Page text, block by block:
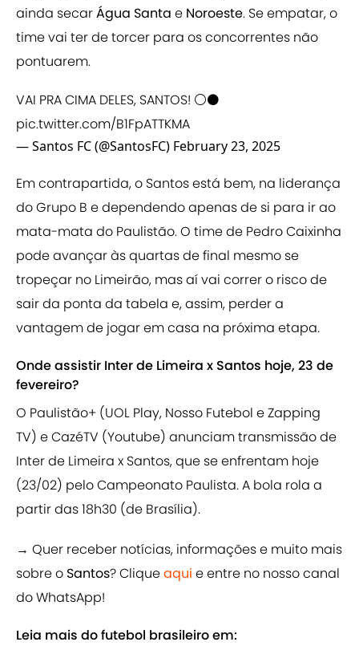
ainda secarÁgua Santa e Noroeste. Se empatar, o
time vai ter de torcer para os concorrentes não
pontuarem.
VAI PRA CIMA DELES, SANTOS! ⚪⚫
pic.twitter.com/B1FpATTKMA
— Santos FC (@SantosFC) February 23, 2025
Em contrapartida, o Santos está bem, na liderança
do Grupo B e dependendo apenas de si para ir ao
mata-mata do Paulistão. O time de Pedro Caixinha
pode avançar às quartas de final mesmo se
tropeçar no Limeirão, mas aí vai correr o risco de
sair da ponta da tabela e, assim, perder a
vantagem de jogar em casa na próxima etapa.
Onde assistir Inter de Limeira x Santos hoje, 23 de
fevereiro?
O Paulistão+ (UOL Play, Nosso Futebol e Zapping
TV) e CazéTV (Youtube) anunciam transmissão de
Inter de Limeira x Santos, que se enfrentam hoje
(23/02) pelo Campeonato Paulista. A bola rola a
partir das 18h30 (de Brasília).
→ Quer receber notícias, informações e muito mais
sobre o Santos? Cliqueaqui e entre no nosso canal
do WhatsApp!
Leia mais do futebol brasileiro em: